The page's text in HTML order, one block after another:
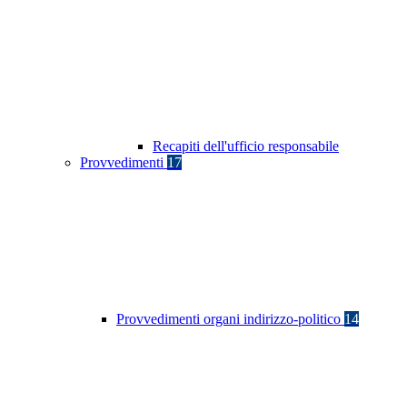
Recapiti dell'ufficio responsabile
Provvedimenti 17
Provvedimenti organi indirizzo-politico 14